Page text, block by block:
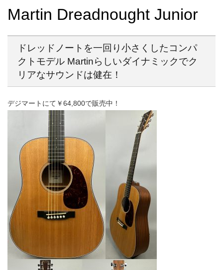
Martin Dreadnought Junior
ドレッドノートを一回り小さくしたコンパ
クトモデル Martinらしいダイナミックでク
リアなサウンドは健在！
デジマートにて￥64,800で販売中！